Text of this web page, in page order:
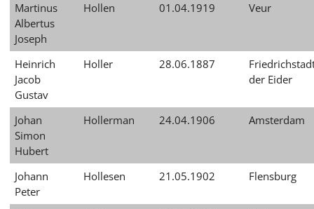
Martinus
Albertus
Joseph
Hollen 01.04.1919 Veur
Heinrich
Jacob
Gustav
Holler 28.06.1887
der Eider
Johan
Simon
Hubert
Hollerman 24.04.1906 Amsterdam
Johann
Peter
Hollesen 21.05.1902 Flensburg